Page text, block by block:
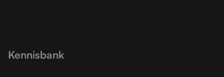
Kennisbank